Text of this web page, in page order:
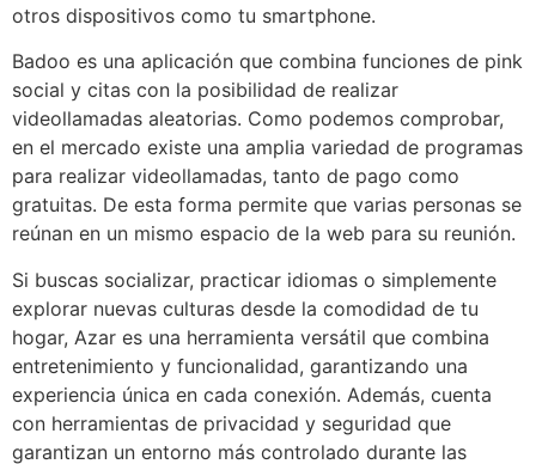
otros dispositivos como tu smartphone.
Badoo es una aplicación que combina funciones de pink
social y citas con la posibilidad de realizar
videollamadas aleatorias. Como podemos comprobar,
en el mercado existe una amplia variedad de programas
para realizar videollamadas, tanto de pago como
gratuitas. De esta forma permite que varias personas se
reúnan en un mismo espacio de la web para su reunión.
Si buscas socializar, practicar idiomas o simplemente
explorar nuevas culturas desde la comodidad de tu
hogar, Azar es una herramienta versátil que combina
entretenimiento y funcionalidad, garantizando una
experiencia única en cada conexión. Además, cuenta
con herramientas de privacidad y seguridad que
garantizan un entorno más controlado durante las